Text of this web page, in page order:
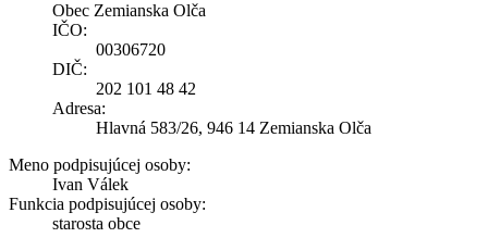
Obec Zemianska Olča
IČO:
00306720
DIČ:
202 101 48 42
Adresa:
Hlavná 583/26, 946 14 Zemianska Olča
Meno podpisujúcej osoby:
Ivan Válek
Funkcia podpisujúcej osoby:
starosta obce